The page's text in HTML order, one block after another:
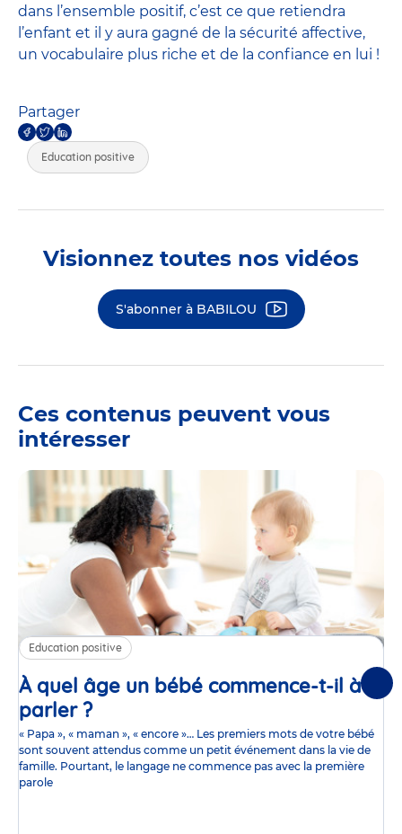
dans l’ensemble positif, c’est ce que retiendra
l’enfant et il y aura gagné de la sécurité affective,
un vocabulaire plus riche et de la confiance en lui !
Partager
Education positive
Visionnez toutes nos vidéos
S'abonner à BABILOU
Ces contenus peuvent vous
intéresser
Education positive
À quel âge un bébé commence-t-il à
parler ?Article
« Papa », « maman », « encore »… Les premiers mots de votre bébé
sont souvent attendus comme un petit événement dans la vie de
famille. Pourtant, le langage ne commence pas avec la première
parole